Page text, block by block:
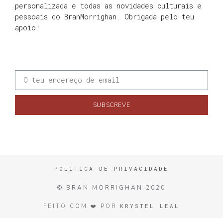
personalizada e todas as novidades culturais e
pessoais do BranMorrighan. Obrigada pelo teu
apoio!
SUBSCREVE
POLÍTICA DE PRIVACIDADE
© BRAN MORRIGHAN 2020
FEITO COM ❤️ POR KRYSTEL LEAL